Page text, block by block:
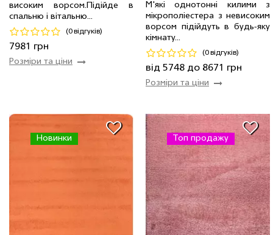
високим ворсом.Пiдiйде в
спальню і вітальню...
(0 відгуків)
7981 грн
Розміри та ціни
2.0 x 2.9 м 2 шт
Купити
М'які однотонні килими з
мікрополіестера з невисоким
ворсом підійдуть в будь-яку
кімнату...
(0 відгуків)
від 5748 до 8671 грн
Розміри та ціни
2.0 x 2.9 м 4 шт
5748 грн
2.5 x 3.5 м
2 шт 8671 грн
Купити
Новинки Топ продажу